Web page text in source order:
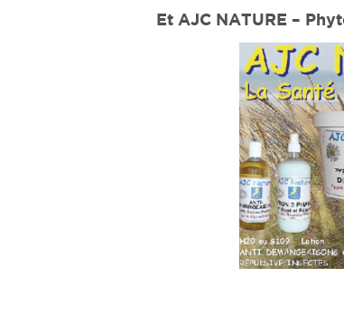
Et AJC NATURE –